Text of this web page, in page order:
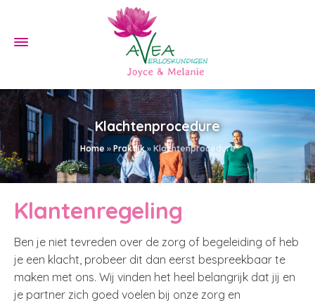
Klachtenprocedure
Home»Praktijk»Klachtenprocedure
Klantenregeling
Ben je niet tevreden over de zorg of begeleiding of heb
je een klacht, probeer dit dan eerst bespreekbaar te
maken met ons. Wij vinden het heel belangrijk dat jij en
je partner zich goed voelen bij onze zorg en